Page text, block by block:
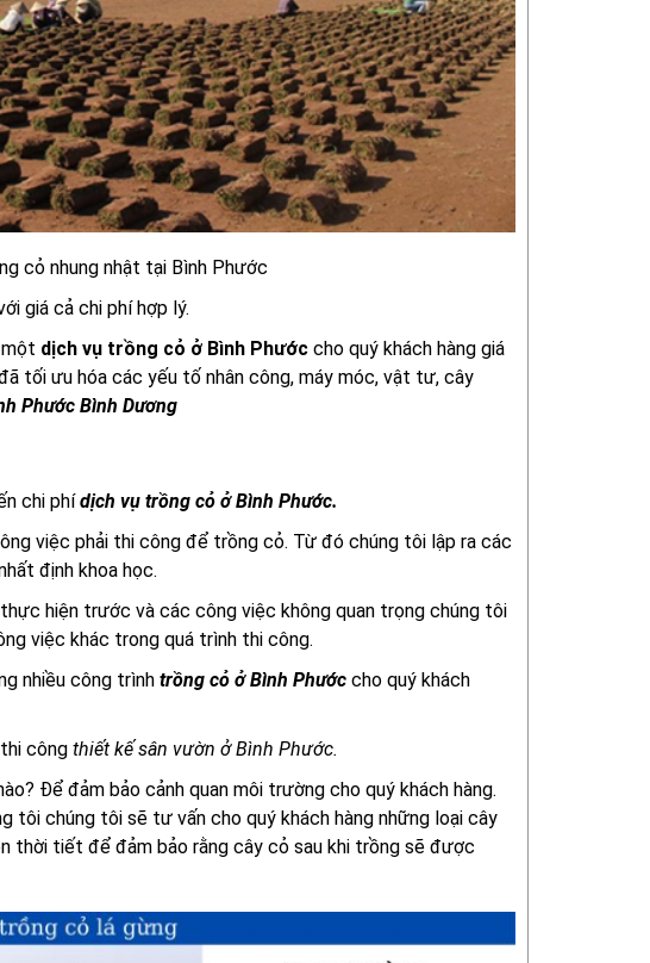
cỏ nhung nhật tại Bình Phước
giá cả chi phí hợp lý.
dịch vụ trồng cỏ ở Bình Phướccho quý khách hàng giá
tối ưu hóa các yếu tố nhân công, máy móc, vật tư, cây
Phước Bình Dương
chi phídịch vụ trồng cỏ ở Bình Phước.
việc phải thi công để trồng cỏ. Từ đó chúng tôi lập ra các
định khoa học.
hiện trước và các công việc không quan trọng chúng tôi
việc khác trong quá trình thi công.
nhiều công trình trồng cỏ ở Bình Phướccho quý khách
côngthiết kế sân vườn ở Bình Phước.
Để đảm bảo cảnh quan môi trường cho quý khách hàng.
tôi chúng tôi sẽ tư vấn cho quý khách hàng những loại cây
thời tiết để đảm bảo rằng cây cỏ sau khi trồng sẽ được